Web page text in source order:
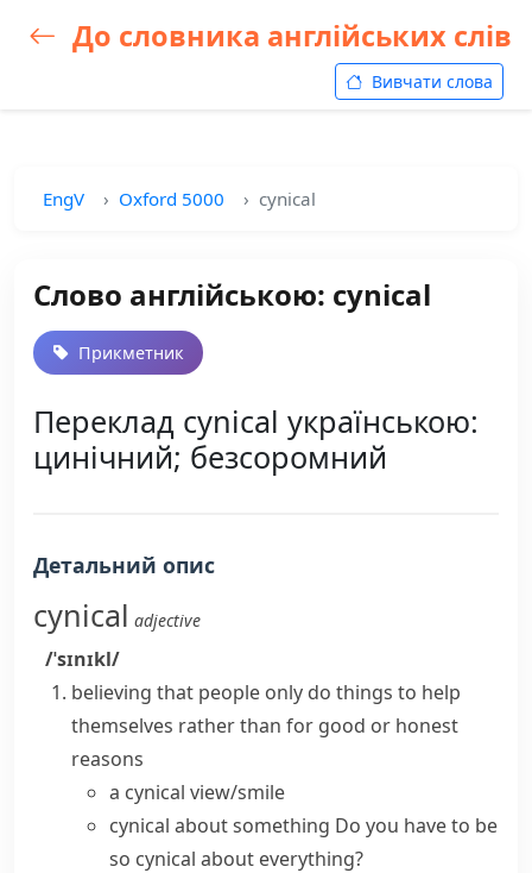
До словника англійських слів
Вивчати слова
EngV Oxford 5000 cynical
Слово англійською: cynical
Прикметник
Переклад cynical українською:
цинічний; безсоромний
Детальний опис
cynical adjective
/ˈsɪnɪkl/
believing that people only do things to help
themselves rather than for good or honest
reasons
a cynical view/smile
cynical about something Do you have to be
so cynical about everything?